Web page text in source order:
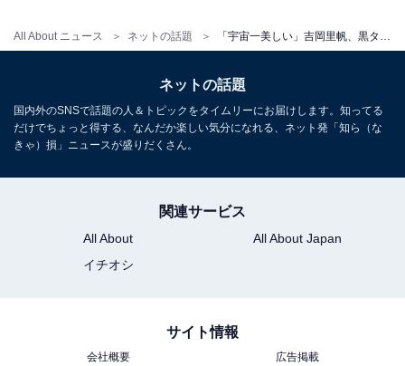
All About ニュース ネットの話題
ネットの話題
国内外のSNSで話題の人＆トピックをタイムリーにお届けします。知ってる
だけでちょっと得する、なんだか楽しい気分になれる、ネット発「知ら（な
きゃ）損」ニュースが盛りだくさん。
関連サービス
All About
All About Japan
イチオシ
サイト情報
会社概要
広告掲載